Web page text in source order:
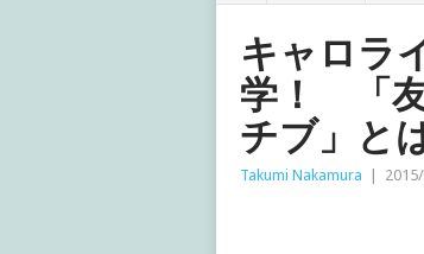
キャロラ
学！ 「
チブ」と
Takumi Nakamura